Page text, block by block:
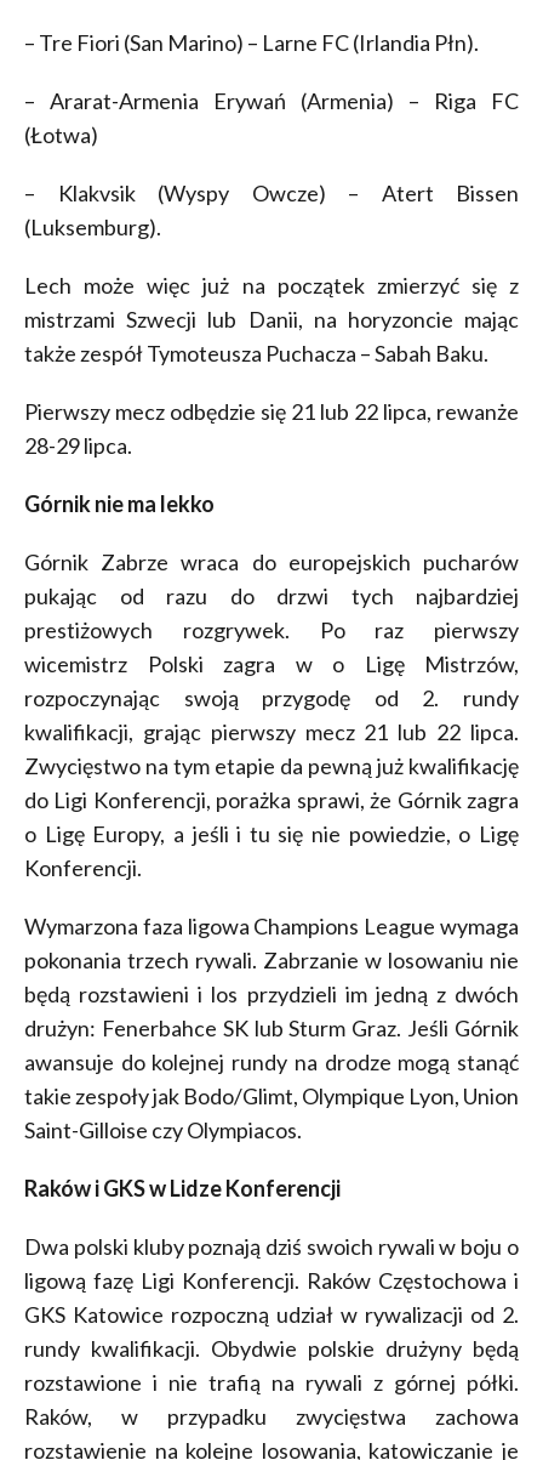
– Tre Fiori (San Marino) – Larne FC (Irlandia Płn).
– Ararat-Armenia Erywań (Armenia) – Riga FC
(Łotwa)
– Klakvsik (Wyspy Owcze) – Atert Bissen
(Luksemburg).
Lech może więc już na początek zmierzyć się z
mistrzami Szwecji lub Danii, na horyzoncie mając
także zespół Tymoteusza Puchacza – Sabah Baku.
Pierwszy mecz odbędzie się 21 lub 22 lipca, rewanże
28-29 lipca.
Górnik nie ma lekko
Górnik Zabrze wraca do europejskich pucharów
pukając od razu do drzwi tych najbardziej
prestiżowych rozgrywek. Po raz pierwszy
wicemistrz Polski zagra w o Ligę Mistrzów,
rozpoczynając swoją przygodę od 2. rundy
kwalifikacji, grając pierwszy mecz 21 lub 22 lipca.
Zwycięstwo na tym etapie da pewną już kwalifikację
do Ligi Konferencji, porażka sprawi, że Górnik zagra
o Ligę Europy, a jeśli i tu się nie powiedzie, o Ligę
Konferencji.
Wymarzona faza ligowa Champions League wymaga
pokonania trzech rywali. Zabrzanie w losowaniu nie
będą rozstawieni i los przydzieli im jedną z dwóch
drużyn: Fenerbahce SK lub Sturm Graz. Jeśli Górnik
awansuje do kolejnej rundy na drodze mogą stanąć
takie zespoły jak Bodo/Glimt, Olympique Lyon, Union
Saint-Gilloise czy Olympiacos.
Raków i GKS w Lidze Konferencji
Dwa polski kluby poznają dziś swoich rywali w boju o
ligową fazę Ligi Konferencji. Raków Częstochowa i
GKS Katowice rozpoczną udział w rywalizacji od 2.
rundy kwalifikacji. Obydwie polskie drużyny będą
rozstawione i nie trafią na rywali z górnej półki.
Raków, w przypadku zwycięstwa zachowa
rozstawienie na kolejne losowania, katowiczanie je